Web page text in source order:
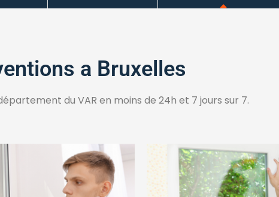
a Bruxelles
du VAR en moins de 24h et 7 jours sur 7.